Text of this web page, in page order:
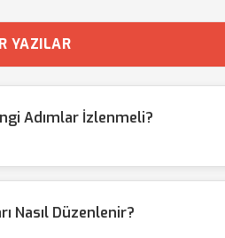
YAZILAR
Adımlar İzlenmeli?
Nasıl Düzenlenir?